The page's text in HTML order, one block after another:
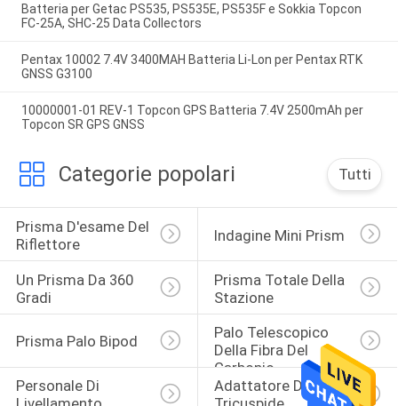
Batteria per Getac PS535, PS535E, PS535F e Sokkia Topcon
FC-25A, SHC-25 Data Collectors
Pentax 10002 7.4V 3400MAH Batteria Li-Lon per Pentax RTK
GNSS G3100
10000001-01 REV-1 Topcon GPS Batteria 7.4V 2500mAh per
Topcon SR GPS GNSS
Categorie popolari Tutti
Prisma D'esame Del
Riflettore
Indagine Mini Prism
Un Prisma Da 360
Gradi
Prisma Totale Della
Stazione
Prisma Palo Bipod
Palo Telescopico
Della Fibra Del
Carbonio
Personale Di
Adattatore Di